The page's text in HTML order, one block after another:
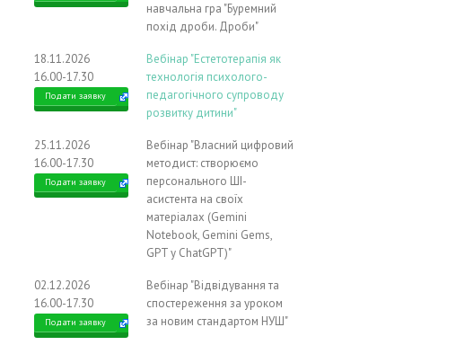
навчальна гра "Буремний
похід дроби. Дроби"
18.11.2026
16.00-17.30
Подати заявку
Вебінар "Естетотерапія як
технологія психолого-
педагогічного супроводу
розвитку дитини"
25.11.2026
16.00-17.30
Подати заявку
Вебінар "Власний цифровий
методист: створюємо
персонального ШІ-
асистента на своїх
матеріалах (Gemini
Notebook, Gemini Gems,
GPT у ChatGPT)"
02.12.2026
16.00-17.30
Подати заявку
Вебінар "Відвідування та
спостереження за уроком
за новим стандартом НУШ"